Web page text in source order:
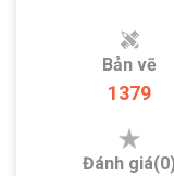
Bản vẽ
1379
Đánh